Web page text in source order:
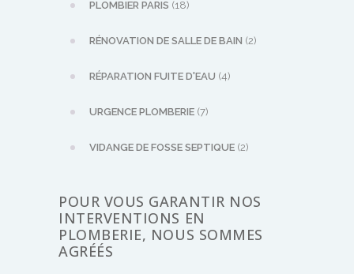
PLOMBIER PARIS (18)
RÉNOVATION DE SALLE DE BAIN (2)
RÉPARATION FUITE D'EAU (4)
URGENCE PLOMBERIE (7)
VIDANGE DE FOSSE SEPTIQUE (2)
POUR VOUS GARANTIR NOS
INTERVENTIONS EN
PLOMBERIE, NOUS SOMMES
AGRÉÉS